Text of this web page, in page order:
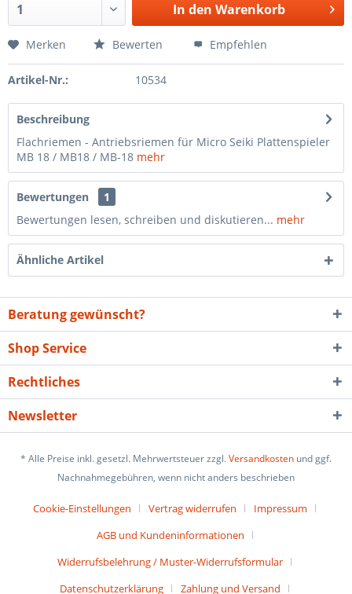
In den Warenkorb
Merken Bewerten Empfehlen
Artikel-Nr.: 10534
Beschreibung
Flachriemen - Antriebsriemen für Micro Seiki Plattenspieler
MB 18 / MB18 / MB-18 mehr
Bewertungen
1
Bewertungen lesen, schreiben und diskutieren... mehr
Ähnliche Artikel
Beratung gewünscht?
Shop Service
Rechtliches
Newsletter
* Alle Preise inkl. gesetzl. Mehrwertsteuer zzgl.Versandkosten und ggf.
Nachnahmegebühren, wenn nicht anders beschrieben
Cookie-Einstellungen Vertrag widerrufen
Impressum
AGB und Kundeninformationen
Widerrufsbelehrung / Muster-Widerrufsformular
Datenschutzerklärung
Zahlung und Versand